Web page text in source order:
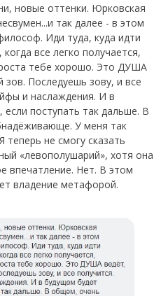
новые оттенки. Юрковская
так далее - в этом
Иди туда, куда идти
все легко получается,
тебе хорошо. Это ДУША
зов. Последуешь зову, и все
и наслаждения. И в
поступать так дальше. В
У меня так
не смогу сказать
«левополушарий», хотя она
впечатление. Нет. В этом
владение метафорой.